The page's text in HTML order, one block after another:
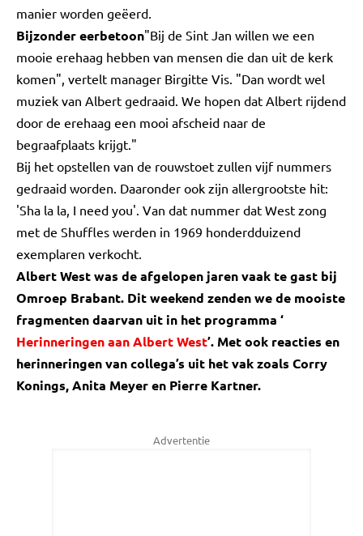
manier worden geëerd.
Bijzonder eerbetoon"Bij de Sint Jan willen we een
mooie erehaag hebben van mensen die dan uit de kerk
komen", vertelt manager Birgitte Vis. "Dan wordt wel
muziek van Albert gedraaid. We hopen dat Albert rijdend
door de erehaag een mooi afscheid naar de
begraafplaats krijgt."
Bij het opstellen van de rouwstoet zullen vijf nummers
gedraaid worden. Daaronder ook zijn allergrootste hit:
'Sha la la, I need you'. Van dat nummer dat West zong
met de Shuffles werden in 1969 honderdduizend
exemplaren verkocht.
Albert West was de afgelopen jaren vaak te gast bij
Omroep Brabant. Dit weekend zenden we de mooiste
fragmenten daarvan uit in het programma ‘
Herinneringen aan Albert West’. Met ook reacties en
herinneringen van collega’s uit het vak zoals Corry
Konings, Anita Meyer en Pierre Kartner.
Advertentie